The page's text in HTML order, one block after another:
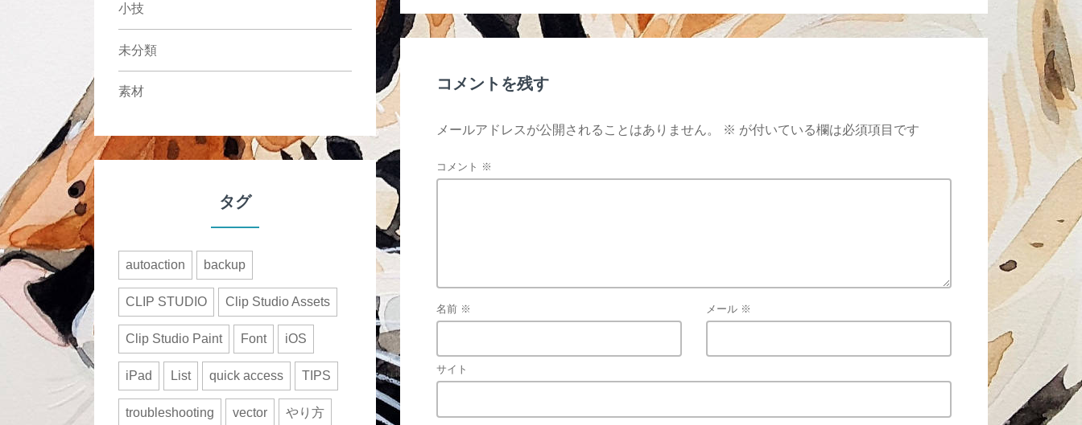
o
k
コメントを残す
メールアドレスが公開されることはありません。 ※ が付いている欄は必須項目です
コメント ※
名前 ※ メール ※
サイト
小技
未分類
素材
タグ
autoaction backup
CLIP STUDIO Clip Studio Assets
Clip Studio Paint Font iOS
iPad List quick access TIPS
troubleshooting vector やり方